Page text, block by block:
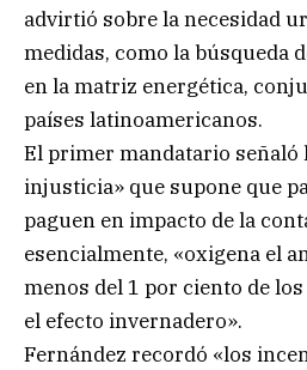
advirtió sobre la necesidad
medidas, como la búsqueda
en la matriz energética,
países latinoamericanos.
El primer mandatario señaló
injusticia» que supone que
paguen en impacto de la
esencialmente, «oxigena el
menos del 1 por ciento de
el efecto invernadero».
Fernández recordó «los